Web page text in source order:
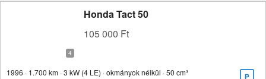
Honda Tact 50
105 000 Ft
1996 · 1.700 km · 3 kW (4 LE) · okmányok nélkül · 50 cm³